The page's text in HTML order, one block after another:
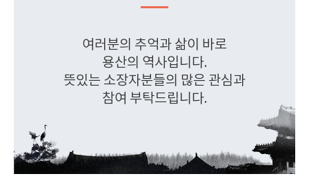
여러분의 추억과 삶이 바로
용산의 역사입니다.
뜻있는 소장자분들의 많은 관심과
참여 부탁드립니다.